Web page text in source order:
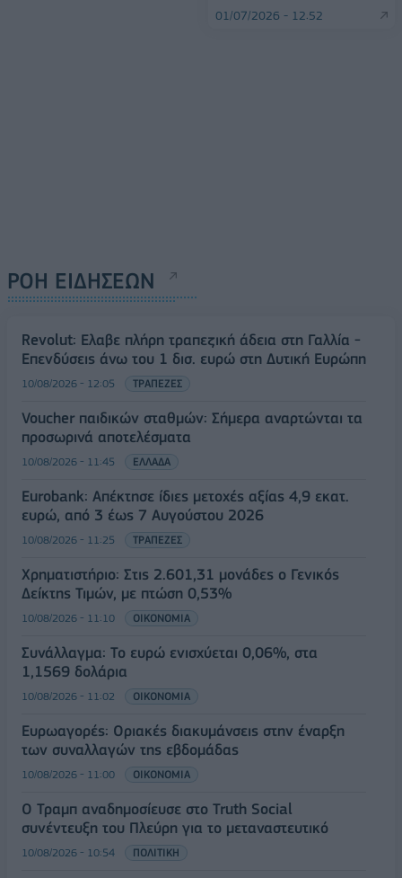
01/07/2026 - 12:52
ΡΟΗ ΕΙΔΗΣΕΩΝ
Revolut: Ελαβε πλήρη τραπεζική άδεια στη Γαλλία -
Επενδύσεις άνω του 1 δισ. ευρώ στη Δυτική Ευρώπη
10/08/2026 - 12:05 ΤΡΑΠΕΖΕΣ
Voucher παιδικών σταθμών: Σήμερα αναρτώνται τα
προσωρινά αποτελέσματα
10/08/2026 - 11:45 ΕΛΛΑΔΑ
Eurobank: Απέκτησε ίδιες μετοχές αξίας 4,9 εκατ.
ευρώ, από 3 έως 7 Αυγούστου 2026
10/08/2026 - 11:25 ΤΡΑΠΕΖΕΣ
Χρηματιστήριο: Στις 2.601,31 μονάδες ο Γενικός
Δείκτης Τιμών, με πτώση 0,53%
10/08/2026 - 11:10 ΟΙΚΟΝΟΜΙΑ
Συνάλλαγμα: Το ευρώ ενισχύεται 0,06%, στα
1,1569 δολάρια
10/08/2026 - 11:02 ΟΙΚΟΝΟΜΙΑ
Ευρωαγορές: Οριακές διακυμάνσεις στην έναρξη
των συναλλαγών της εβδομάδας
10/08/2026 - 11:00 ΟΙΚΟΝΟΜΙΑ
Ο Τραμπ αναδημοσίευσε στο Truth Social
συνέντευξη του Πλεύρη για το μεταναστευτικό
10/08/2026 - 10:54 ΠΟΛΙΤΙΚΗ